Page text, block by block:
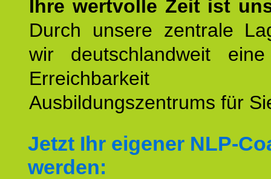
Ihre wertvolle Zeit ist
Durch unsere zentrale
wir deutschlandweit
Erreichbarkeit
Ausbildungszentrums für
Jetzt Ihr eigener NLP-
werden: